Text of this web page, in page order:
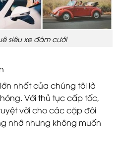
siêu xe đám cưới
nhất của chúng tôi là
Với thủ tục cấp tốc,
vời cho các cặp đôi
nhớ nhưng không muốn